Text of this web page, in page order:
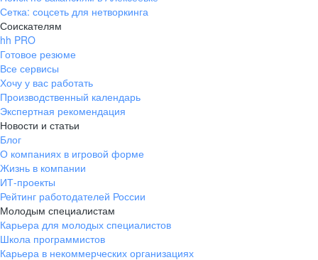
Сетка: соцсеть для нетворкинга
Соискателям
hh PRO
Готовое резюме
Все сервисы
Хочу у вас работать
Производственный календарь
Экспертная рекомендация
Новости и статьи
Блог
О компаниях в игровой форме
Жизнь в компании
ИТ-проекты
Рейтинг работодателей России
Молодым специалистам
Карьера для молодых специалистов
Школа программистов
Карьера в некоммерческих организациях